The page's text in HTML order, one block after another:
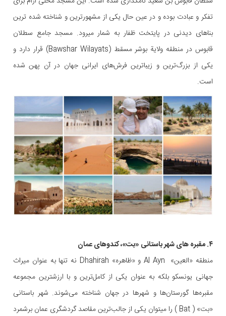
تفکر و عبادت بوده و در عین حال یکی از مشهورترین و شناخته شده ترین
بناهای دیدنی در پایتخت ظفار به شمار میرود. مسجد جامع سطلان
قابوس در منطقه ولاية بوشر مسقط (Bawshar Wilayats) قرار دارد و
یکی از بزرگ‌ترین و زیباترین فرش‌های ایرانی جهان در آن پهن شده
است.
۴. مقبره های شهر باستانی «بت»، کندوهای عمان
منطقه «العين» Al Ayn و «ظاهره» Dhahirah نه تنها به عنوان میراث
جهانی یونسکو بلکه به عنوان یکی از کامل‌ترین و با ارزشترین مجموعه
مقبره‌ها گورستان‌ها و شهرها در جهان شناخته می‌شوند. شهر باستانی
«بت» ( Bat ) را میتوان یکی از جالب‌ترین مقاصد گردشگری عمان برشمرد